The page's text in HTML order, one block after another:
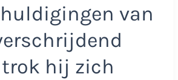
van
trok hij zich